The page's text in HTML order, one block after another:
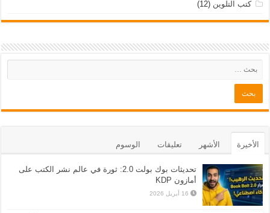
كتب التلوين (12)
الأخيرة الأشهر تعليقات الوسوم
تحديثات بوك بولت 2.0: ثورة في عالم نشر الكتب على
أمازون KDP
16 أبريل 2026